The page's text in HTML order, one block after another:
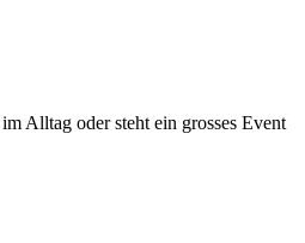
Alltag oder steht ein grosses Event